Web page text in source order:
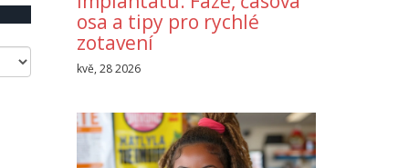
osa a tipy pro rychlé
zotavení
kvě, 28 2026